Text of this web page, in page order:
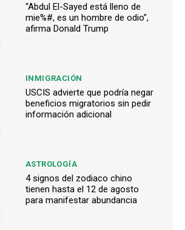
“Abdul El-Sayed está lleno de
mie%#, es un hombre de odio”,
afirma Donald Trump
INMIGRACIÓN
USCIS advierte que podría negar
beneficios migratorios sin pedir
información adicional
ASTROLOGÍA
4 signos del zodiaco chino
tienen hasta el 12 de agosto
para manifestar abundancia